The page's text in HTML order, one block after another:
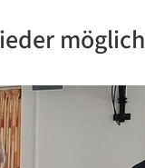
möglich